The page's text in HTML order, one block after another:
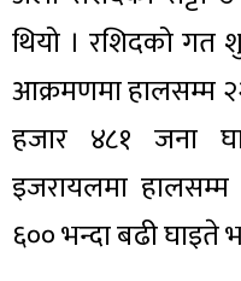
थियो । रशिदको गत
आक्रमणमा हालसम्म
हजार ४८१ जना
इजरायलमा
६०० भन्दा बढी घाइते